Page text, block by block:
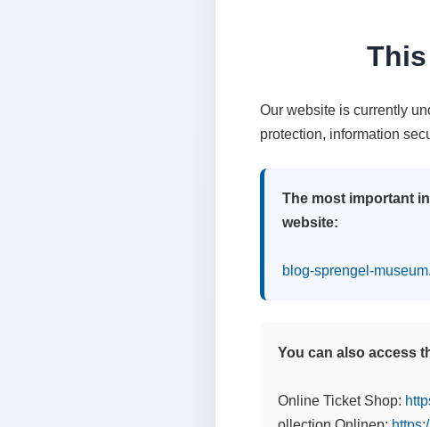
Our website is currently
protection, information
The most important
website:
blog-sprengel-
You can also access
Online Ticket Shop: